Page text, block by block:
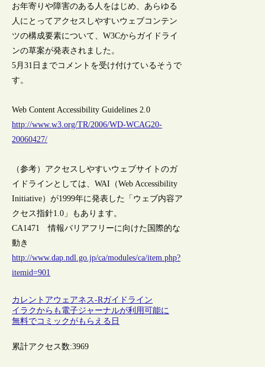
お年寄りや障害のある人をはじめ、あらゆる
人にとってアクセスしやすいウェブコンテン
ツの構成要素について、W3Cからガイドライ
ンの草案が発表されました。
5月31日までコメントを受け付けているそうで
す。
Web Content Accessibility Guidelines 2.0
http://www.w3.org/TR/2006/WD-WCAG20-
20060427/
（参考）アクセスしやすいウェブサイトのガ
イドラインとしては、WAI（Web Accessibility
Initiative）が1999年に発表した「ウェブ内容ア
クセス指針1.0」もあります。
CA1471 情報バリアフリーに向けた国際的な
動き
http://www.dap.ndl.go.jp/ca/modules/ca/item.php?
itemid=901
カレントアウェアネス-Rガイドライン
イラクからも電子ジャーナルが利用可能に
無料でコミックがもらえる日
累計アクセス数:3969